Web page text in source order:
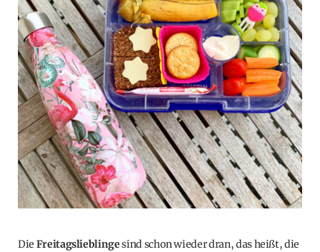
Die Freitagslieblingesind schon wieder dran, das heißt, die